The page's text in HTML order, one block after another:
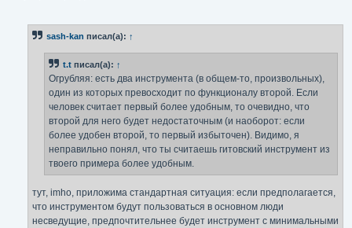
sash-kan писал(а): ↑
t.t писал(а): ↑
Огрубляя: есть два инструмента (в общем-то, произвольных),
один из которых превосходит по функционалу второй. Если
человек считает первый более удобным, то очевидно, что
второй для него будет недостаточным (и наоборот: если
более удобен второй, то первый избыточен). Видимо, я
неправильно понял, что ты считаешь гитовский инструмент из
твоего примера более удобным.
тут, imho, приложима стандартная ситуация: если предполагается,
что инструментом будут пользоваться в основном люди
несведущие, предпочтительнее будет инструмент с минимальными